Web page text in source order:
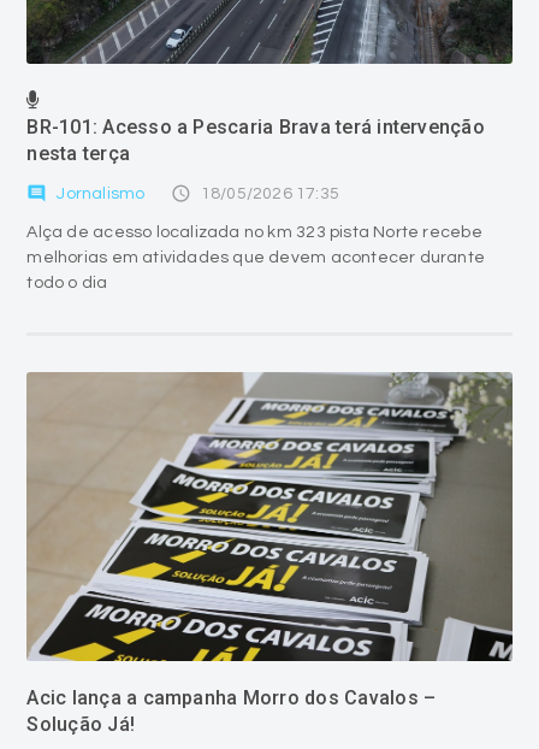
BR-101: Acesso a Pescaria Brava terá intervenção
nesta terça
comment Jornalismo access_time 18/05/2026 17:35
Alça de acesso localizada no km 323 pista Norte recebe
melhorias em atividades que devem acontecer durante
todo o dia
Acic lança a campanha Morro dos Cavalos –
Solução Já!